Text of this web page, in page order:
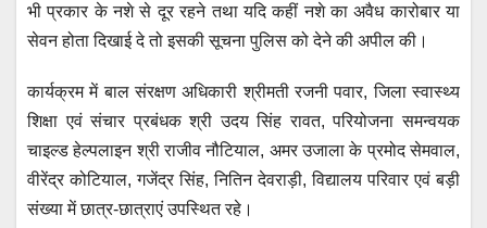
भी प्रकार के नशे से दूर रहने तथा यदि कहीं नशे का अवैध कारोबार या
सेवन होता दिखाई दे तो इसकी सूचना पुलिस को देने की अपील की।
कार्यक्रम में बाल संरक्षण अधिकारी श्रीमती रजनी पवार, जिला स्वास्थ्य
शिक्षा एवं संचार प्रबंधक श्री उदय सिंह रावत, परियोजना समन्वयक
चाइल्ड हेल्पलाइन श्री राजीव नौटियाल, अमर उजाला के प्रमोद सेमवाल,
वीरेंद्र कोटियाल, गजेंद्र सिंह, नितिन देवराड़ी, विद्यालय परिवार एवं बड़ी
संख्या में छात्र-छात्राएं उपस्थित रहे।